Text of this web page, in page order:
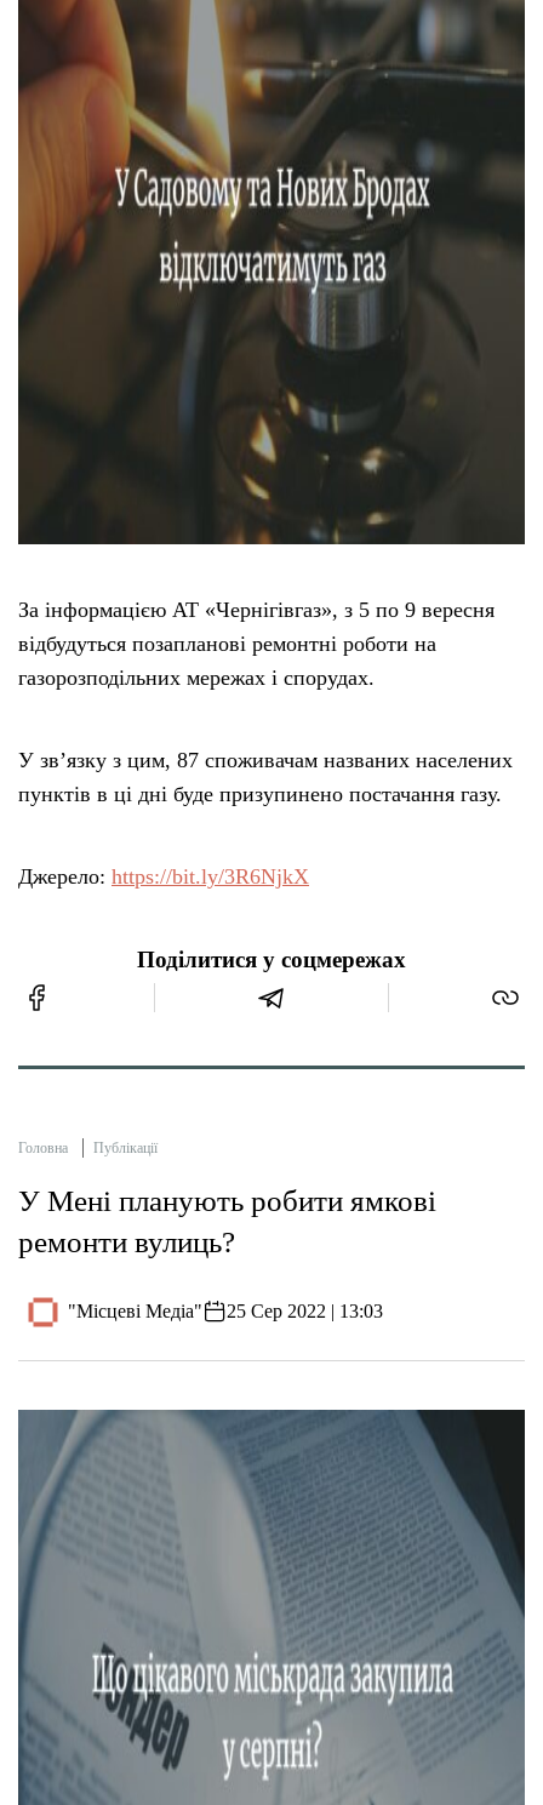
За інформацією АТ «Чернігівгаз», з 5 по 9 вересня
відбудуться позапланові ремонтні роботи на
газорозподільних мережах і спорудах.
У зв’язку з цим, 87 споживачам названих населених
пунктів в ці дні буде призупинено постачання газу.
Джерело: https://bit.ly/3R6NjkX
Поділитися у соцмережах
Головна Публікації
У Мені планують робити ямкові
ремонти вулиць?
"Місцеві Медіа" 25 Сер 2022 | 13:03